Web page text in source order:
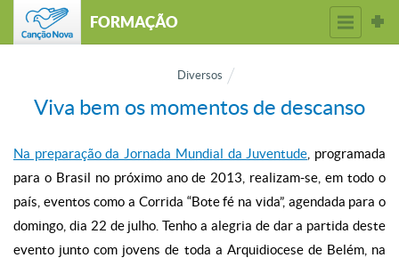
FORMAÇÃO
Diversos
Viva bem os momentos de descanso
Na preparação da Jornada Mundial da Juventude , programada
para o Brasil no próximo ano de 2013, realizam-se, em todo o
país, eventos como a Corrida “Bote fé na vida”, agendada para o
domingo, dia 22 de julho. Tenho a alegria de dar a partida deste
evento junto com jovens de toda a Arquidiocese de Belém, na